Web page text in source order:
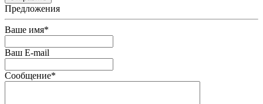
Предложения
Ваше имя*
Ваш E-mail
Сообщение*